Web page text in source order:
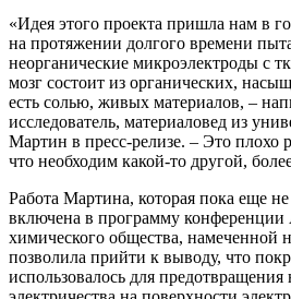
«Идея этого проекта пришла нам в
на протяжении долгого времени
неорганические микроэлектроды с
мозг состоит из органических,
есть солью, живых материалов, –
исследователь, материаловед из
Мартин в пресс-релизе. – Это плохо
что необходим какой-то другой,
Работа Мартина, которая пока еще
включена в программу конференции
химического общества, намеченной
позволила прийти к выводу, что
использовалось для предотвращения